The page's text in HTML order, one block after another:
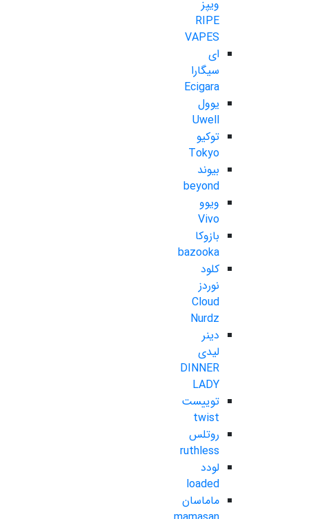
ویپز
RIPE
VAPES
ای
سیگارا
Ecigara
یوول
Uwell
توکیو
Tokyo
بیوند
beyond
ویوو
Vivo
بازوکا
bazooka
کلود
نوردز
Cloud
Nurdz
دینر
لیدی
DINNER
LADY
توییست
twist
روتلس
ruthless
لودد
loaded
ماماسان